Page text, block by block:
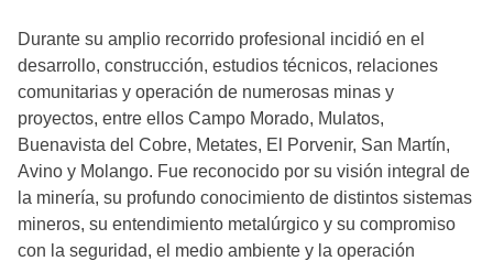
Durante su amplio recorrido profesional incidió en el
desarrollo, construcción, estudios técnicos, relaciones
comunitarias y operación de numerosas minas y
proyectos, entre ellos Campo Morado, Mulatos,
Buenavista del Cobre, Metates, El Porvenir, San Martín,
Avino y Molango. Fue reconocido por su visión integral de
la minería, su profundo conocimiento de distintos sistemas
mineros, su entendimiento metalúrgico y su compromiso
con la seguridad, el medio ambiente y la operación